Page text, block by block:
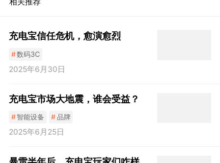
充电宝信任危机，愈演愈烈
#数码3C
2025年6月30日
充电宝市场大地震，谁会受益？
#智能设备 #品牌
2025年6月25日